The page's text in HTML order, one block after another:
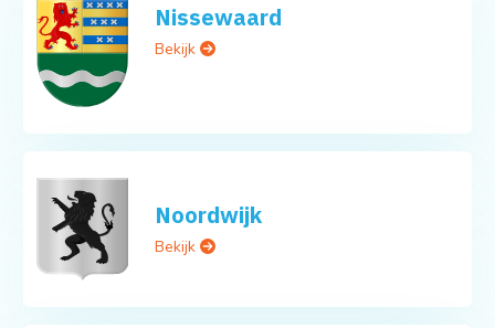
Nissewaard
Bekijk
Noordwijk
Bekijk